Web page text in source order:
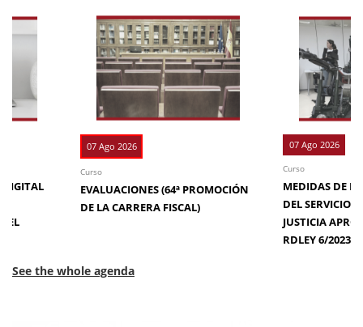
DIGITAL
EL
07 Ago 2026
Curso
EVALUACIONES (64ª PROMOCIÓN
DE LA CARRERA FISCAL)
07 Ago 2026
Curso
MEDIDAS DE
DEL SERVICIO
JUSTICIA
RDLEY 6/2023
See the whole agenda